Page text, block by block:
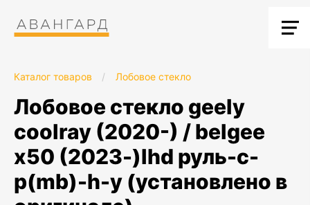
Каталог товаров / Лобовое стекло
лобовое стекло geely
coolray (2020-) / belgee
x50 (2023-)lhd руль-c-
p(mb)-h-y (установлено в